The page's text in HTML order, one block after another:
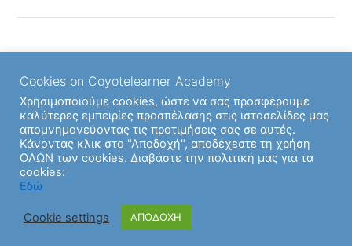
Previous Υποενότητα
Cookies on Coyotelearner Academy
Χρησιμοποιούμε cookies, ώστε να σας προσφέρουμε
καλύτερες εμπειρίες προσπέλασης στις ιστοσελίδες μας
απομνημονεύοντας τις προτιμήσεις σας σε αυτές.
Κάνοντας κλικ στο "Αποδοχή", αποδέχεστε τη χρήση
ΟΛΩΝ των cookies. Διαβάστε την πολιτική μας για τα
cookies:
Εδώ
Cookie settings ΑΠΟΔΟΧΗ